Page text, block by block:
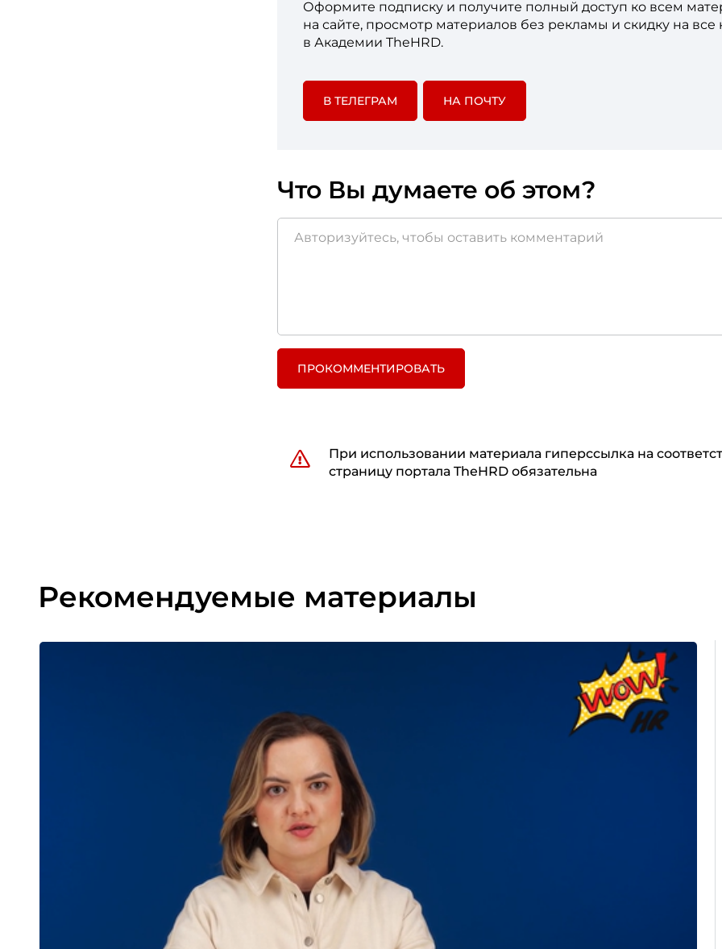
Оформите подписку и получите полный доступ ко всем
на сайте, просмотр материалов без рекламы и скидку на все
в Академии TheHRD.
В ТЕЛЕГРАМ НА ПОЧТУ
Что Вы думаете об этом?
ПРОКОММЕНТИРОВАТЬ
При использовании материала гиперссылка на
страницу портала TheHRD обязательна
Рекомендуемые материалы